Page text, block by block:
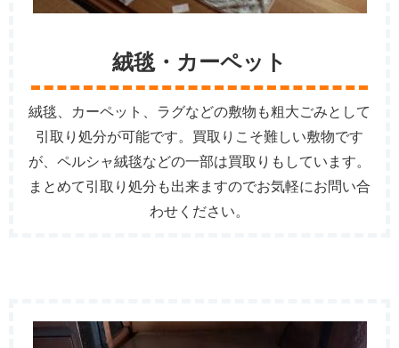
絨毯・カーペット
絨毯、カーペット、ラグなどの敷物も粗大ごみとして
引取り処分が可能です。買取りこそ難しい敷物です
が、ペルシャ絨毯などの一部は買取りもしています。
まとめて引取り処分も出来ますのでお気軽にお問い合
わせください。